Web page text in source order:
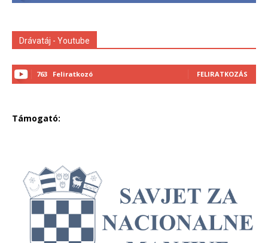
Drávatáj - Youtube
763 Feliratkozó FELIRATKOZÁS
Támogató: